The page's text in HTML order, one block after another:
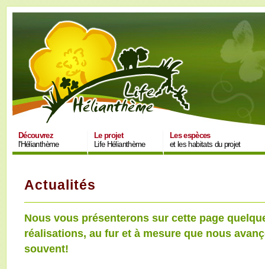
Découvrez
l'Hélianthème
Le projet
Life Hélianthème
Les espèces
et les habitats du projet
Actualités
Nous vous présenterons sur cette page
réalisations, au fur et à mesure que nous
souvent!